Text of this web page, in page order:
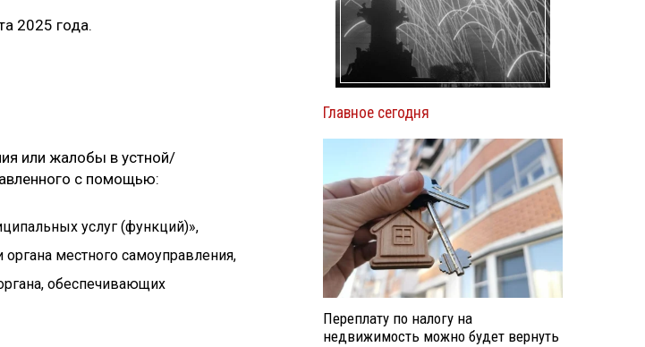
2025 года.
или жалобы в устной/
с помощью:
услуг (функций)»,
местного самоуправления,
обеспечивающих
Главное сегодня
Переплату по налогу на
недвижимость можно будет вернуть